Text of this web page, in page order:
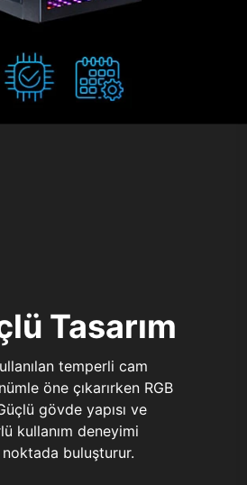
Tasarım
temperli cam
öne çıkarırken RGB
gövde yapısı ve
kullanım deneyimi
noktada buluşturur.